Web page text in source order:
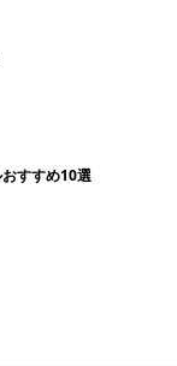
すすめ10選